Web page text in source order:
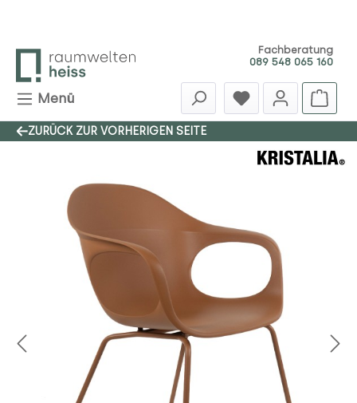
Fachberatung
089 548 065 160
Menü
ZURÜCK ZUR VORHERIGEN SEITE
Bildergalerie überspringen